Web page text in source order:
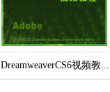
DreamweaverCS6视频教...